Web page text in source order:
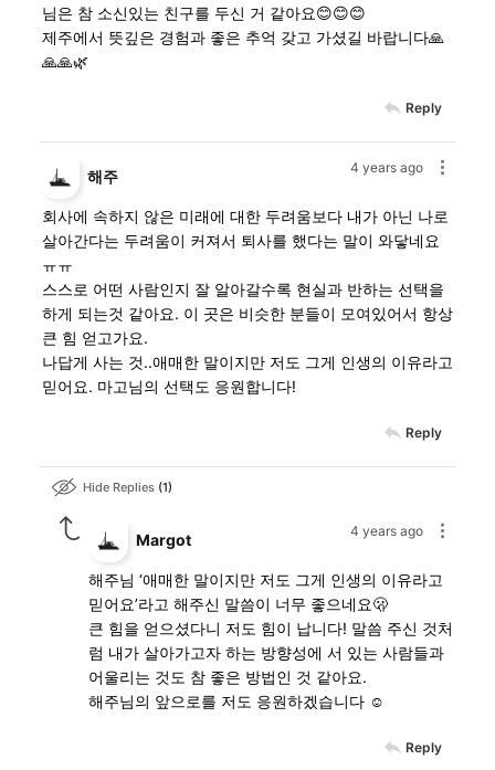
님은 참 소신있는 친구를 두신 거 같아요😊😊😊
제주에서 뜻깊은 경험과 좋은 추억 갖고 가셨길 바랍니다🙏
🙏🙏🌿
Reply
4 years ago
해주
회사에 속하지 않은 미래에 대한 두려움보다 내가 아닌 나로
살아간다는 두려움이 커져서 퇴사를 했다는 말이 와닿네요
ㅠㅠ
스스로 어떤 사람인지 잘 알아갈수록 현실과 반하는 선택을
하게 되는것 같아요. 이 곳은 비슷한 분들이 모여있어서 항상
큰 힘 얻고가요.
나답게 사는 것..애매한 말이지만 저도 그게 인생의 이유라고
믿어요. 마고님의 선택도 응원합니다!
Reply
Hide Replies 1
4 years ago
Margot
해주님 ‘애매한 말이지만 저도 그게 인생의 이유라고
믿어요’라고 해주신 말씀이 너무 좋으네요🫢
큰 힘을 얻으셨다니 저도 힘이 납니다! 말씀 주신 것처
럼 내가 살아가고자 하는 방향성에 서 있는 사람들과
어울리는 것도 참 좋은 방법인 것 같아요.
해주님의 앞으로를 저도 응원하겠습니다 ☺️
Reply